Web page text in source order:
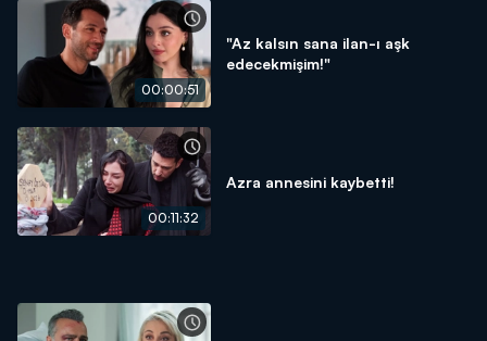
00:00:51
"Az kalsın sana ilan-ı aşk
edecekmişim!"
00:11:32
Azra annesini kaybetti!